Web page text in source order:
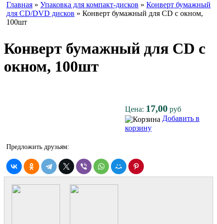
Главная » Упаковка для компакт-дисков » Конверт бумажный
для CD/DVD дисков » Конверт бумажный для CD с окном,
100шт
Конверт бумажный для CD с
окном, 100шт
Цена: 17,00 руб
Добавить в
корзину
Предложить друзьям: